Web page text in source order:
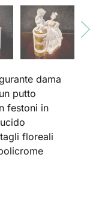
dama
putto
festoni in
floreali